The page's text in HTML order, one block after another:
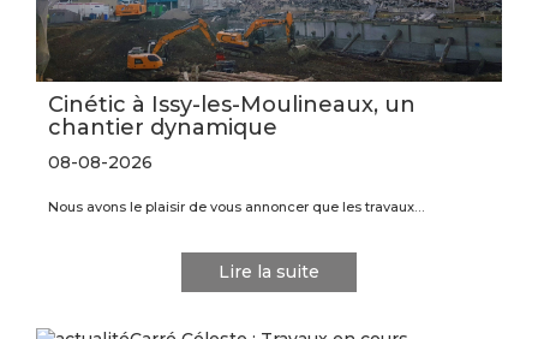
Cinétic à Issy-les-Moulineaux, un
chantier dynamique
08-08-2026
Nous avons le plaisir de vous annoncer que les travaux…
Lire la suite